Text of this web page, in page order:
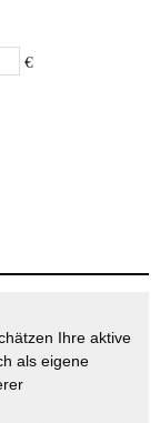
€
Ihre aktive
als eigene